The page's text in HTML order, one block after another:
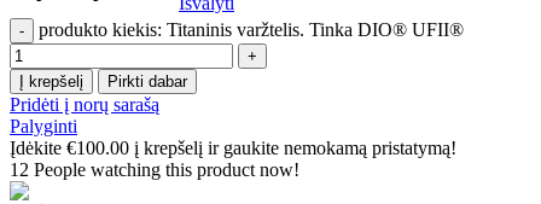
produkto kiekis: Titaninis varžtelis. Tinka DIO® UFII®
Į krepšelį Pirkti dabar
Pridėti į norų sarašą
Palyginti
Įdėkite €100.00 į krepšelį ir gaukite nemokamą pristatymą!
12 People watching this product now!